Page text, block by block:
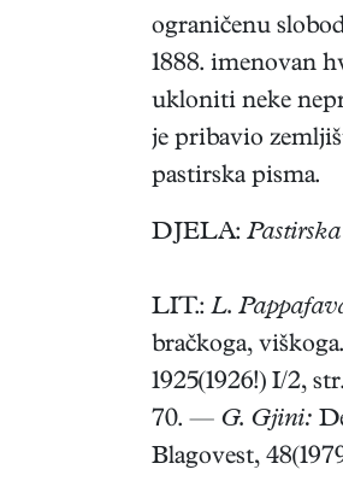
ograničenu
1888. imenovan
ukloniti neke
je pribavio
pastirska pisma.
DJELA:
LIT.: L.
bračkoga,
1925(1926!) I/2,
70. — G. Gjini:
Blagovest,